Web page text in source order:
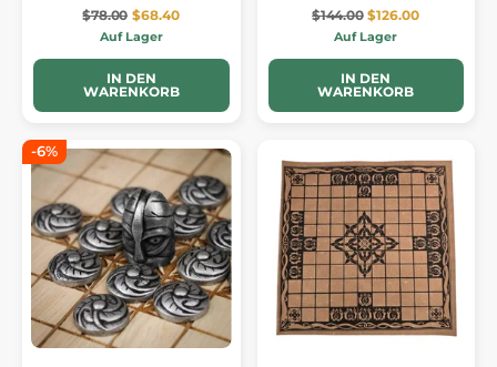
$78.00 $68.40
Auf Lager
IN DEN
WARENKORB
$144.00 $126.00
Auf Lager
IN DEN
WARENKORB
-6%